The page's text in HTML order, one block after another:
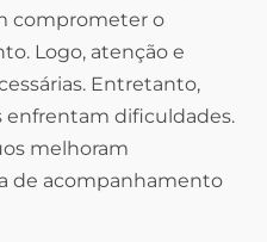
comprometer o
Logo, atenção e
Entretanto,
enfrentam dificuldades.
melhoram
de acompanhamento